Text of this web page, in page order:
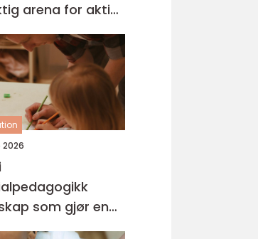
arena for aktiv
2026
som gjør en
i hverdagen